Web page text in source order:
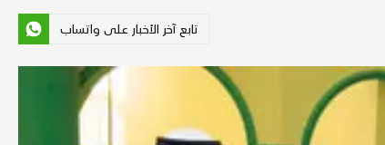
تابع آخر الأخبار على واتساب